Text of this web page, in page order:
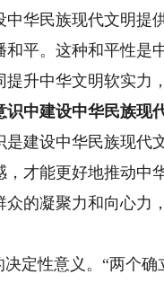
民族现代文明提
平。这种和平性是
升中华文明软实力
中建设中华民族现
设中华民族现代
才能更好地推动中
众的凝聚力和向心力
性意义。“两个确